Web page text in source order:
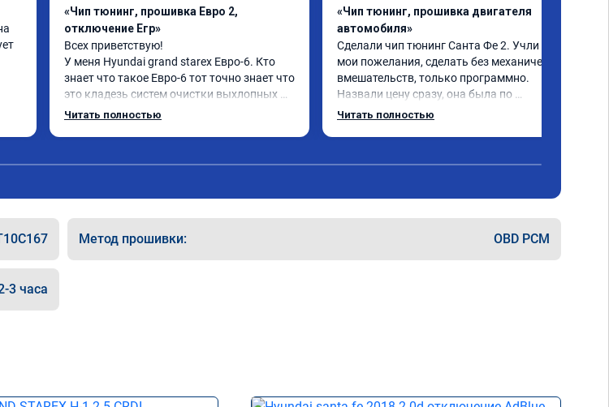
«Чип тюнинг, прошивка Евро 2,
отключение Егр»
Всех приветствую!
У меня Hyundai grand starex Евро-6. Кто
знает что такое Евро-6 тот точно знает что
это кладезь систем очистки выхлопных
газов, там и ЕГР и мочевина, сажевый
Главное!!!! Машина стала ракетой 🚀!!! Все
поехало, ничего теперь не мешает
двигаться в оживленном городе,
Читать полностью
«Чип тюнинг, прошивка двигателя
автомобиля»
Сделали чип тюнинг Санта Фе 2. Учли все
мои пожелания, сделать без механических
вмешательств, только программно.
Назвали цену сразу, она была по
окончании работ без изменений.
Читать полностью
Метод прошивки: OBD PCM
3 часа